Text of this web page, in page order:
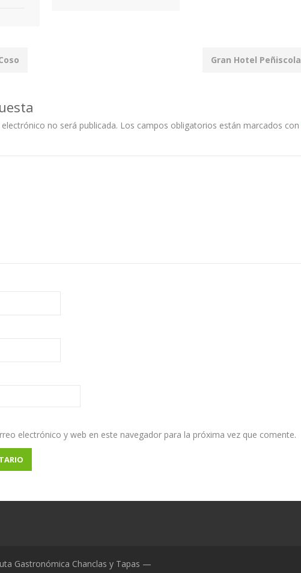
Gran Hotel Peñiscola
no será publicada. Los campos obligatorios están marcados con
electrónico y web en este navegador para la próxima vez que comente.
Gastronómica Chanclas y Tapas —